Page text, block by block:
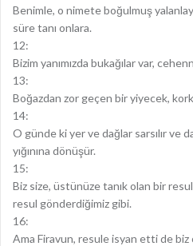
Benimle, o nimete boğulmuş
süre tanı onlara.
12:
Bizim yanımızda bukağılar var,
13:
Boğazdan zor geçen bir yiyecek,
14:
O günde ki yer ve dağlar sarsılır ve
yığınına dönüşür.
15:
Biz size, üstünüze tanık olan bir
resul gönderdiğimiz gibi.
16:
Ama Firavun, resule isyan etti de